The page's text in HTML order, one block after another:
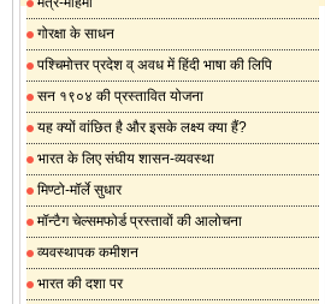
गोरक्षा के साधन
पश्चिमोत्तर प्रदेश व् अवध में हिंदी भाषा की लिपि
सन १९०४ की प्रस्तावित योजना
यह क्यों वांछित है और इसके लक्ष्य क्या हैं?
भारत के लिए संघीय शासन-व्यवस्था
मिण्टो-मॉर्ले सुधार
मॉन्टैग चेल्समफोर्ड प्रस्तावों की आलोचना
व्यवस्थापक कमीशन
भारत की दशा पर